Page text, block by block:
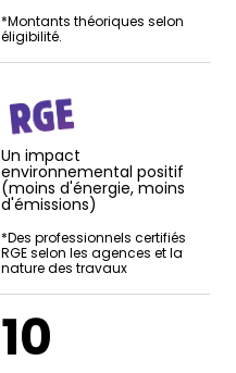
*Montants théoriques selon
éligibilité.
Un impact
environnemental positif
(moins d'énergie, moins
d'émissions)
*Des professionnels certifiés
RGE selon les agences et la
nature des travaux
10